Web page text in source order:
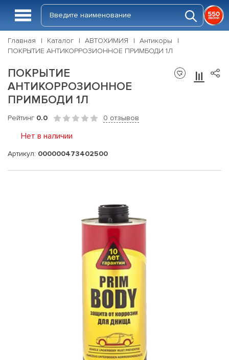
Главная Каталог АВТОХИМИЯ
Антикоры
ПОКРЫТИЕ АНТИКОРРОЗИОННОЕ ПРИМБОДИ 1Л
ПОКРЫТИЕ
АНТИКОРРОЗИОННОЕ
ПРИМБОДИ 1Л
Рейтинг 0.0 0 отзывов
Нет в наличии
Артикул: 000000473402500